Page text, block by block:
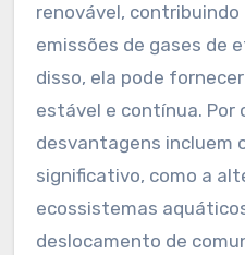
renovável, contribuindo
emissões de gases de
disso, ela pode
estável e contínua. Por
desvantagens incluem
significativo, como a
ecossistemas
deslocamento de